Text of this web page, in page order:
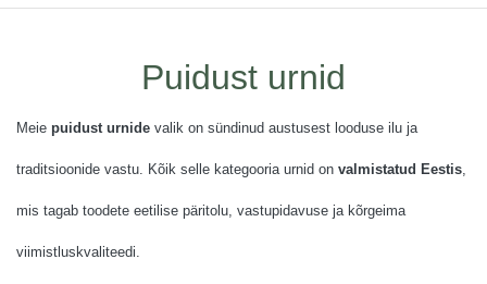
Puidust urnid
Meie puidust urnide valik on sündinud austusest looduse ilu ja
traditsioonide vastu. Kõik selle kategooria urnid on valmistatud Eestis,
mis tagab toodete eetilise päritolu, vastupidavuse ja kõrgeima
viimistluskvaliteedi.